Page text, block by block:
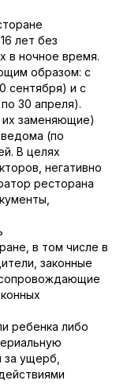
лет без
в ночное время.
образом: с
сентября) и с
30 апреля).
заменяющие)
(по
В целях
негативно
ресторана
в том числе в
законные
ребенка либо
ущерб,